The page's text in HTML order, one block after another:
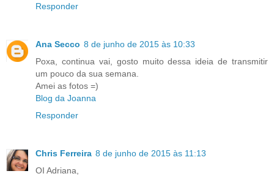
Responder
Ana Secco 8 de junho de 2015 às 10:33
Poxa, continua vai, gosto muito dessa ideia de transmitir
um pouco da sua semana.
Amei as fotos =)
Blog da Joanna
Responder
Chris Ferreira 8 de junho de 2015 às 11:13
OI Adriana,